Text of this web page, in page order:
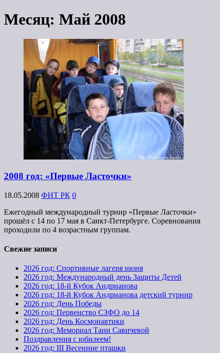
Месяц: Май 2008
2008 год: «Первые Ласточки»
18.05.2008 ФНТ РК 0
Ежегодный международный турнир «Первые Ласточки»
прошёл с 14 по 17 мая в Санкт-Петербурге. Соревнования
проходили по 4 возрастным группам.
Свежие записи
2026 год: Спортивные лагеря июня
2026 год: Международный день Защиты Детей
2026 год: 18-й Кубок Андрианова
2026 год: 18-й Кубок Андрианова детский турнир
2026 год: День Победы
2026 год: Первенство СЗФО до 14
2026 год: День Космонавтики
2026 год: Мемориал Тани Савичевой
Поздравления с юбилеем!
2026 год: III Весенние пташки